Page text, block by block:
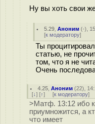
Ну вы хоть свои
5.29 ,Аноним (-),
[к модератору]
Ты
статью, не
том, что я не
Очень
4.25 ,Аноним (22),
[↓] [↑] [к модератору]
>Матф. 13:12 ибо
приумножится, а
что имеет